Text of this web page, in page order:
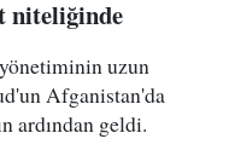
niteliğinde
uzun
Afganistan'da
ardından geldi.